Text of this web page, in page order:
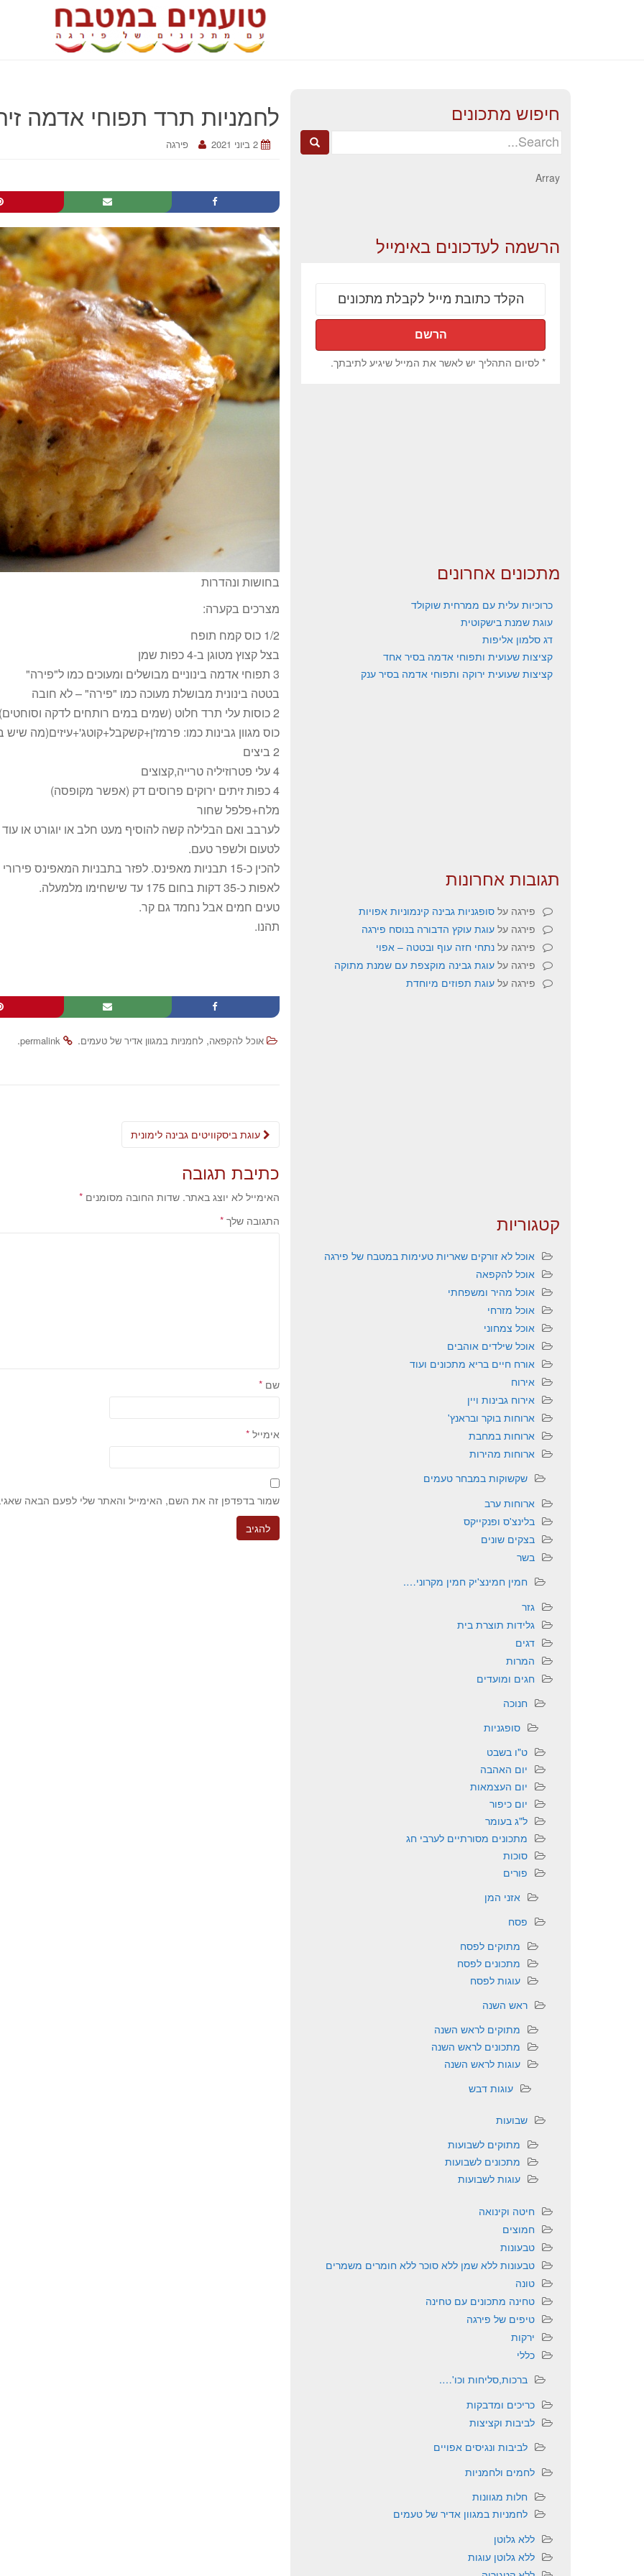
לחמניות תרד תפוחי אדמה
2 ביוני 2021 פירגה
בחושות ונהדרות
מצרכים בקערה:
1/2 כוס קמח תופח
בצל קצוץ מטוגן ב-4 כפות שמן
3 תפוחי אדמה בינוניים מבושלים ומעוכים כמו ל"פירה"
בטטה בינונית מבושלת מעוכה כמו "פירה" – לא חובה
2 כוסות עלי תרד חלוט (שמים במים רותחים לדקה וסוחטים)
כוס מגוון גבינות כמו: פרמז'ן+קשקבל+קוטג'+עיזים(מה שיש
2 ביצים
4 עלי פטרוזיליה טרייה,קצוצים
4 כפות זיתים ירוקים פרוסים דק (אפשר מקופסה)
מלח+פלפל שחור
לערבב ואם הבלילה קשה להוסיף מעט חלב או יוגורט או
לטעום ולשפר טעם.
להכין כ-15 תבניות מאפינס. לפזר בתבניות המאפינס פירורי לחם ולצקת מהבלילה 3/4 גובה
לאפות כ-35 דקות בחום 175 עד שישחימו מלמעלה.
טעים חמים אבל נחמד גם קר.
תהנו.
אוכל להקפאה, לחמניות במגוון אדיר של טעמים.
permalink
.
כתיבת תגובה
האימייל לא יוצג באתר. שדות החובה מסומנים *
התגובה שלך *
שם *
אימייל *
שמור בדפדפן זה את השם, האימייל והאתר שלי לפעם הבאה
חיפוש מתכונים
Search
Array
הרשמה לעדכונים באימייל
* לסיום התהליך יש לאשר את המייל שיגיע לתיבתך.
מתכונים אחרונים
כרוכיות עלית עם ממרחית שוקולד
עוגת שמנת בישקוטית
דג סלמון אליפות
קציצות שעועית ותפוחי אדמה בסיר אחד
קציצות שעועית ירוקה ותפוחי אדמה בסיר ענק
תגובות אחרונות
פירגה על סופגניות גבינה קינמוניות אפויות
פירגה על עוגת עוקץ הדבורה בנוסח פירגה
פירגה על נתחי חזה עוף ובטטה – אפוי
פירגה על עוגת גבינה מוקצפת עם שמנת מתוקה
פירגה על עוגת תפוזים מיוחדת
קטגוריות
אוכל לא זורקים שאריות טעימות במטבח של פירגה
אוכל להקפאה
אוכל מהיר ומשפחתי
אוכל מזרחי
אוכל צמחוני
אוכל שילדים אוהבים
אורח חיים בריא מתכונים ועוד
אירוח
אירוח גבינות ויין
ארוחות בוקר ובראנץ'
ארוחות במחבת
ארוחות מהירות
שקשוקות במבחר טעמים
ארוחות ערב
בלינצ'ס ופנקייקס
בצקים שונים
בשר
חמין חמינצ'יק חמין מקרוני….
גזר
גלידות תוצרת בית
דגים
המרות
חגים ומועדים
חנוכה
סופגניות
ט"ו בשבט
יום האהבה
יום העצמאות
יום כיפור
ל"ג בעומר
מתכונים מסורתיים לערבי חג
סוכות
פורים
אזני המן
פסח
מתוקים לפסח
מתכונים לפסח
עוגות לפסח
ראש השנה
מתוקים לראש השנה
מתכונים לראש השנה
עוגות לראש השנה
עוגות דבש
שבועות
מתוקים לשבועות
מתכונים לשבועות
עוגות לשבועות
חיטה וקינואה
חמוצים
טבעונות
טבעונות ללא שמן ללא סוכר ללא חומרים משמרים
טונה
טחינה מתכונים עם טחינה
טיפים של פירגה
ירקות
כללי
ברכות,סליחות וכו'….
כריכים ומדבקות
לביבות וקציצות
לביבות ונגיסים אפויים
לחמים ולחמניות
חלות מגוונות
לחמניות במגוון אדיר של טעמים
ללא גלוטן
ללא גלוטן עוגות